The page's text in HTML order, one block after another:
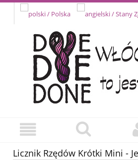
Licznik Rzędów Krótki Mini -